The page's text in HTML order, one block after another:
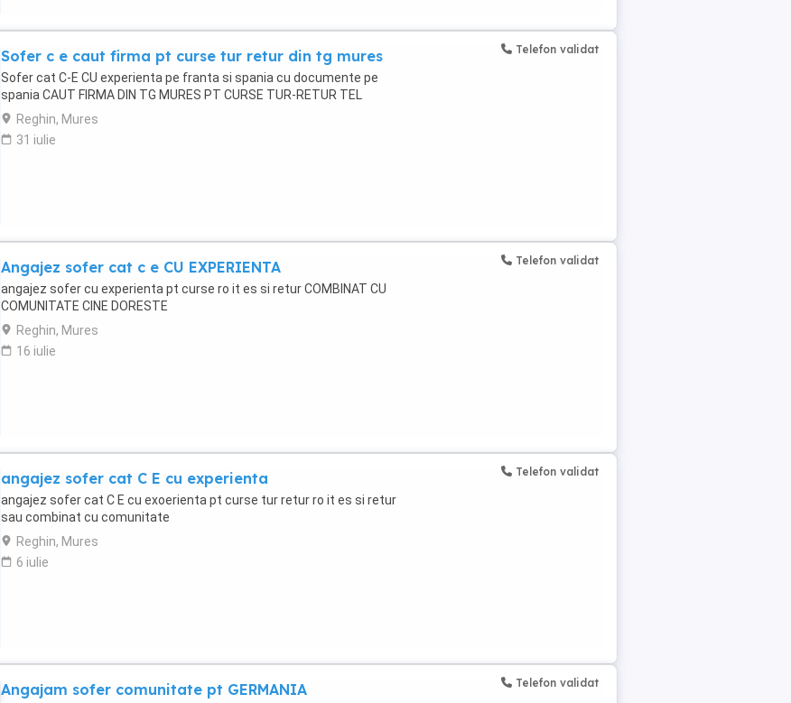
Sofer c e caut firma pt curse tur retur din tg mures
Sofer cat C-E CU experienta pe franta si spania cu documente pe
spania CAUT FIRMA DIN TG MURES PT CURSE TUR-RETUR TEL
Reghin, Mures
31 iulie
Telefon validat
Angajez sofer cat c e CU EXPERIENTA
angajez sofer cu experienta pt curse ro it es si retur COMBINAT CU
COMUNITATE CINE DORESTE
Reghin, Mures
16 iulie
Telefon validat
angajez sofer cat C E cu experienta
angajez sofer cat C E cu exoerienta pt curse tur retur ro it es si retur
sau combinat cu comunitate
Reghin, Mures
6 iulie
Telefon validat
Angajam sofer comunitate pt GERMANIA Telefon validat